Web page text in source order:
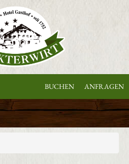
BUCHEN ANFRAGEN